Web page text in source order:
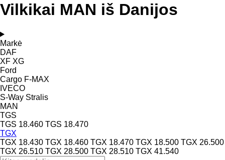
Vilkikai MAN iš Danijos
Markė
DAF
XF XG
Ford
Cargo F-MAX
IVECO
S-Way Stralis
MAN
TGS
TGS 18.460 TGS 18.470
TGX
TGX 18.430 TGX 18.460 TGX 18.470 TGX 18.500 TGX 26.500
TGX 26.510 TGX 28.500 TGX 28.510 TGX 41.540